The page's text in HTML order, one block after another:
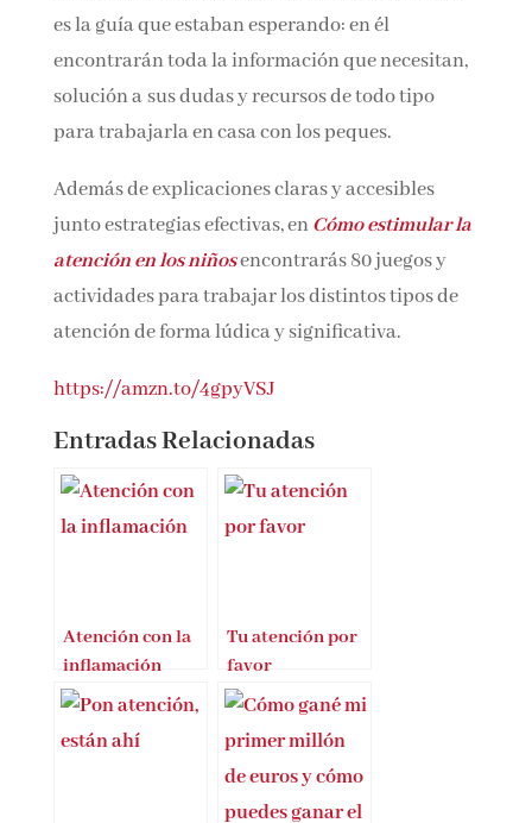
es la guía que estaban esperando: en él
encontrarán toda la información que
necesitan, solución a sus dudas y recursos de
todo tipo para trabajarla en casa con los
Además de explicaciones claras y accesibles
junto estrategias efectivas, enCómo estimular
la atención en los niñosencontrarás 80 juegos
y actividades para trabajar los distintos tipos
Entradas Relacionadas
Atención con la
inflamación
Tu atención por
favor